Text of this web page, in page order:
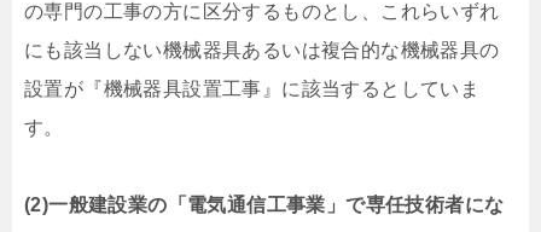
の専門の工事の方に区分するものとし、これらいずれ
にも該当しない機械器具あるいは複合的な機械器具の
設置が『機械器具設置工事』に該当するとしていま
す。
(2)一般建設業の「電気通信工事業」で専任技術者にな